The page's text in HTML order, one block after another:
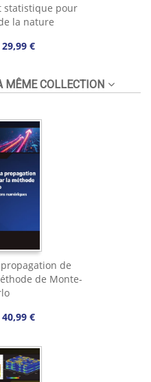
statistique pour
la nature
29,99 €
MÊME COLLECTION
de
de Monte-
40,99 €